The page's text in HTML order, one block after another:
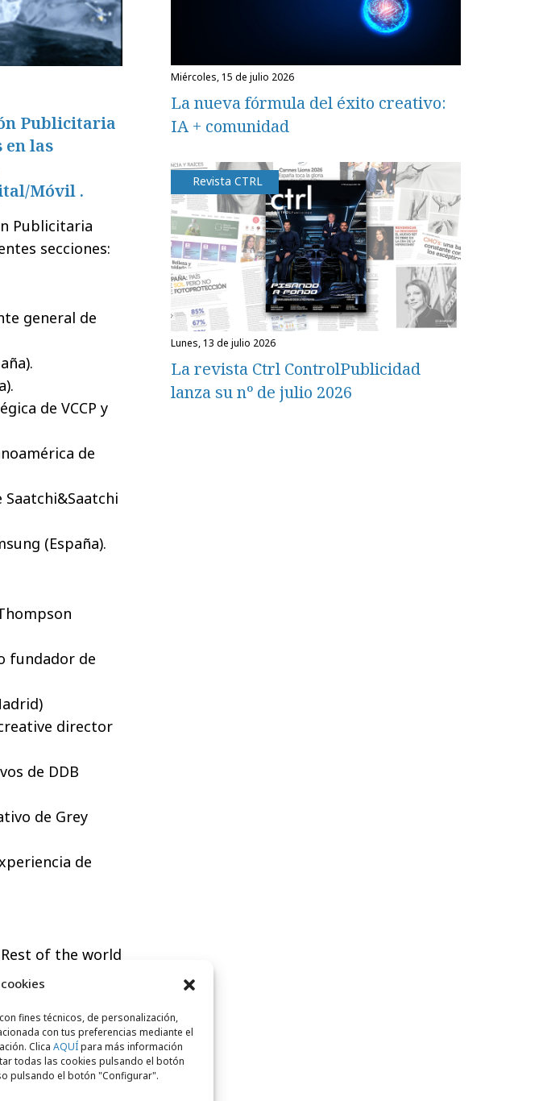
fines técnicos, de personalización,
con tus preferencias mediante el
Clica AQUÍpara más información
todas las cookies pulsando el botón
pulsando el botón "Configurar".
Publicitaria
en las
Móvil .
Publicitaria
secciones:
general de
de VCCP y
de
Saatchi&Saatchi
(España).
fundador de
director
de DDB
de Grey
de
of the world
de The
de Cine
de La Joya
miércoles, 15 de julio 2026
La nueva fórmula del éxito creativo:
IA + comunidad
Revista CTRL
lunes, 13 de julio 2026
La revista Ctrl ControlPublicidad
lanza su nº de julio 2026